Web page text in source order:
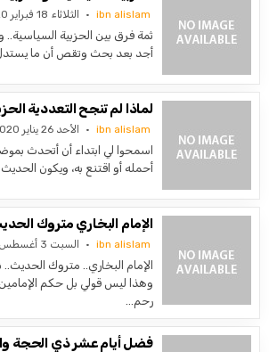
ibn alislam الثلاثاء 18 فبراير 2020
ثمة فرق بين الحزبية السياسية..
أجد بعد بحث وتقص أن ما
لماذا لم تنجح التعددية
ibn alislam الأحد 26 يناير 2020
اسمحوا لي ابتداء أن أتحدث
أحمله أو اقتنع به، ويكون
الإمام البخاري متروك
ibn alislam السبت 3 أغسطس 2019
الإمام البخاري.. متروك
وهذا ليس قولي بل حكم الإمامين
رحم…
فضل أيام عشر ذي الحجة